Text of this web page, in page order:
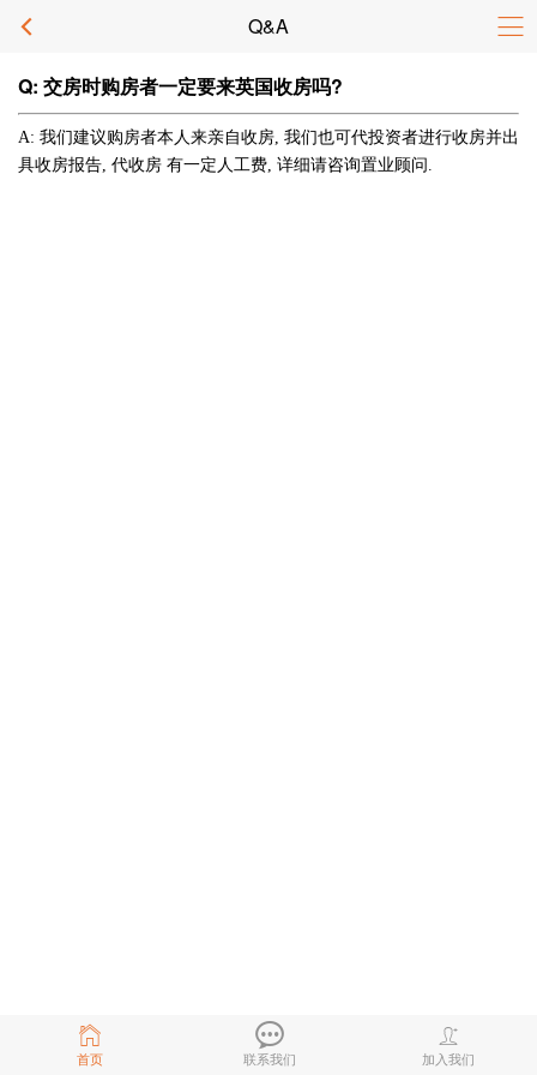
Q&A
首页 联系我们 加入我们
Q: 交房时购房者一定要来英国收房吗?
A: 我们建议购房者本人来亲自收房, 我们也可代投资者进行收房并出
具收房报告, 代收房 有一定人工费, 详细请咨询置业顾问.